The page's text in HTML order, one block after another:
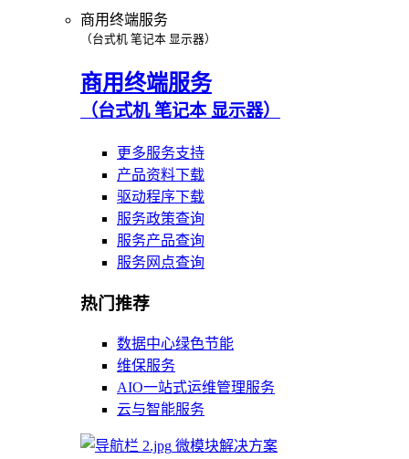
商用终端服务
（台式机 笔记本 显示器）
商用终端服务
（台式机 笔记本 显示器）
更多服务支持
产品资料下载
驱动程序下载
服务政策查询
服务产品查询
服务网点查询
热门推荐
数据中心绿色节能
维保服务
AIO一站式运维管理服务
云与智能服务
微模块解决方案